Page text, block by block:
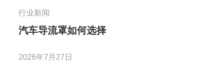
行业新闻
汽车导流罩如何选择
2026年7月27日